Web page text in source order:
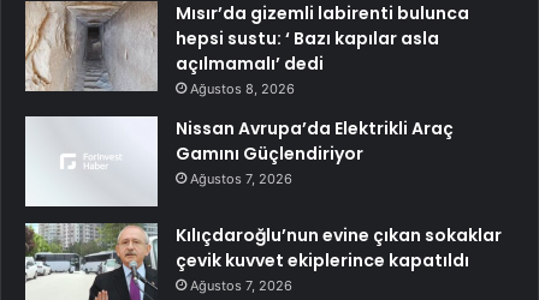
Mısır’da gizemli labirenti bulunca
hepsi sustu: ‘ Bazı kapılar asla
açılmamalı’ dedi
Ağustos 8, 2026
Nissan Avrupa’da Elektrikli Araç
Gamını Güçlendiriyor
Ağustos 7, 2026
Kılıçdaroğlu’nun evine çıkan sokaklar
çevik kuvvet ekiplerince kapatıldı
Ağustos 7, 2026